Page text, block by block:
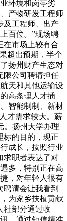
环境和岗亭劣
产物研发工程师
及工程师、出产
百位。”现场聘
在市场上较有合
超出预期，半个
扬州财产生态对
限公司聘请担任
天和其他运输设
高条理人才插
智能制制、新材
才需求较大。薪
。扬州大学办理
标的目的，现正
成长，按照行业
求职者表达了对
多，特别正在高
，对年轻人很有
聘请会让我看到
为家乡扶植贡献
社部分通过收
，通过短信精准